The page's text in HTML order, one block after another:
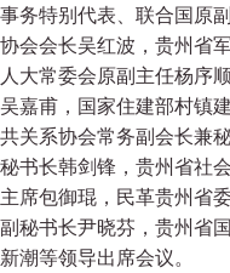
事务特别代表、联合国原
协会会长吴红波，贵州省
人大常委会原副主任杨序
吴嘉甫，国家住建部村镇
共关系协会常务副会长兼
秘书长韩剑锋，贵州省社
主席包御琨，民革贵州省
副秘书长尹晓芬，贵州省
新潮等领导出席会议。